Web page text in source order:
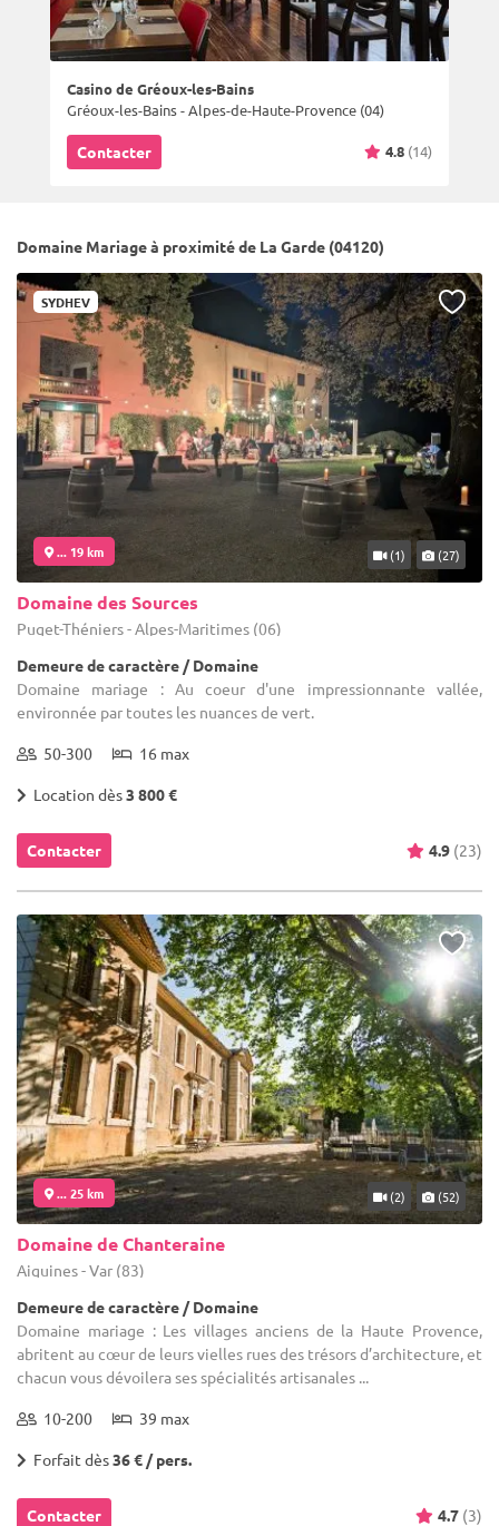
Casino de Gréoux-les-Bains
Gréoux-les-Bains - Alpes-de-Haute-Provence (04)
Contacter 4.8 (14)
Domaine Mariage à proximité de La Garde (04120)
SYDHEV
... 19 km (1) (27)
Domaine des Sources
Puget-Théniers - Alpes-Maritimes (06)
Demeure de caractère / Domaine
Domaine mariage : Au coeur d'une impressionnante vallée,
environnée par toutes les nuances de vert.
50-300 16 max
Location dès3 800 €
Contacter 4.9 (23)
... 25 km (2) (52)
Domaine de Chanteraine
Aiguines - Var (83)
Demeure de caractère / Domaine
Domaine mariage : Les villages anciens de la Haute Provence,
abritent au cœur de leurs vielles rues des trésors d’architecture, et
chacun vous dévoilera ses spécialités artisanales ...
10-200 39 max
Forfait dès36 € / pers.
Contacter 4.7 (3)